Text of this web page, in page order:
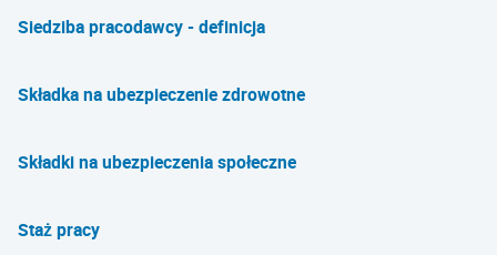
Siedziba pracodawcy - definicja
Składka na ubezpieczenie zdrowotne
Składki na ubezpieczenia społeczne
Staż pracy